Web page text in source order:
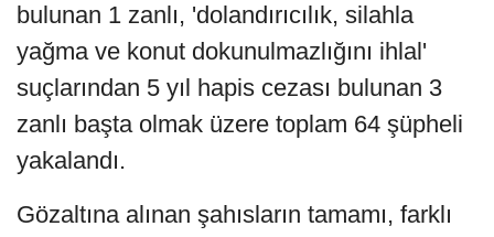
bulunan 1 zanlı, 'dolandırıcılık, silahla
yağma ve konut dokunulmazlığını ihlal'
suçlarından 5 yıl hapis cezası bulunan 3
zanlı başta olmak üzere toplam 64 şüpheli
yakalandı.
Gözaltına alınan şahısların tamamı, farklı